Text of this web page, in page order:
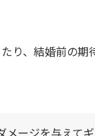
り、結婚前の
メージを与えて